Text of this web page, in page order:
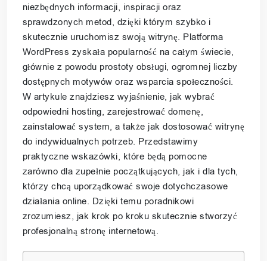
niezbędnych informacji, inspiracji oraz
sprawdzonych metod, dzięki którym szybko i
skutecznie uruchomisz swoją witrynę. Platforma
WordPress zyskała popularność na całym świecie,
głównie z powodu prostoty obsługi, ogromnej liczby
dostępnych motywów oraz wsparcia społeczności.
W artykule znajdziesz wyjaśnienie, jak wybrać
odpowiedni hosting, zarejestrować domenę,
zainstalować system, a także jak dostosować witrynę
do indywidualnych potrzeb. Przedstawimy
praktyczne wskazówki, które będą pomocne
zarówno dla zupełnie początkujących, jak i dla tych,
którzy chcą uporządkować swoje dotychczasowe
działania online. Dzięki temu poradnikowi
zrozumiesz, jak krok po kroku skutecznie stworzyć
profesjonalną stronę internetową.